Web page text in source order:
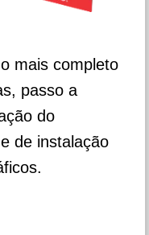
mais completo
passo a
do
de instalação